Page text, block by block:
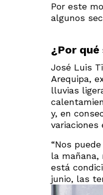
Por este
algunos
¿Por
José Luis
Arequipa,
lluvias
y, en
variaciones
“Nos
la mañana,
está
junio, las